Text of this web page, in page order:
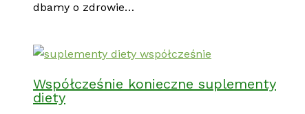
dbamy o zdrowie…
Współcześnie konieczne suplementy
diety